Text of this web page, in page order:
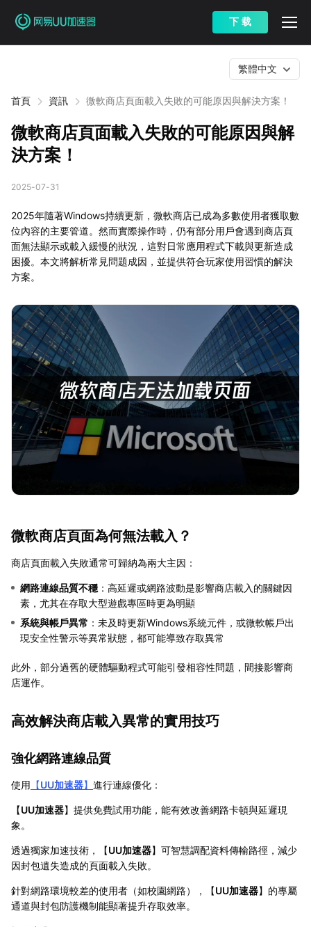
下 载
首頁 資訊 微軟商店頁面載入失敗的可能原因與解決方案！
繁體中文
微軟商店頁面載入失敗的可能原因與解
決方案！
2025-07-31
2025年隨著Windows持續更新，微軟商店已成為多數使用者獲取數
位內容的主要管道。然而實際操作時，仍有部分用戶會遇到商店頁
面無法顯示或載入緩慢的狀況，這對日常應用程式下載與更新造成
困擾。本文將解析常見問題成因，並提供符合玩家使用習慣的解決
方案。
微軟商店頁面為何無法載入？
商店頁面載入失敗通常可歸納為兩大主因：
網路連線品質不穩 ：高延遲或網路波動是影響商店載入的關鍵因
素，尤其在存取大型遊戲專區時更為明顯
系統與帳戶異常 ：未及時更新Windows系統元件，或微軟帳戶出
現安全性警示等異常狀態，都可能導致存取異常
此外，部分過舊的硬體驅動程式可能引發相容性問題，間接影響商
店運作。
高效解決商店載入異常的實用技巧
強化網路連線品質
使用 【UU加速器】 進行連線優化：
【UU加速器】提供免費試用功能，能有效改善網路卡頓與延遲現
象。
透過獨家加速技術，【UU加速器】可智慧調配資料傳輸路徑，減少
因封包遺失造成的頁面載入失敗。
針對網路環境較差的使用者（如校園網路），【UU加速器】的專屬
通道與封包防護機制能顯著提升存取效率。